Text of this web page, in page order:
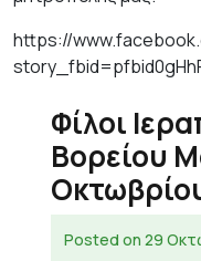
https://
Φίλοι
Βορείου
Posted on 29